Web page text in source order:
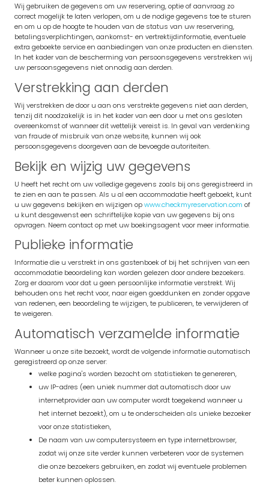
Wij gebruiken de gegevens om uw reservering, optie of aanvraag zo
correct mogelijk te laten verlopen, om u de nodige gegevens toe te sturen
en om u op de hoogte te houden van de status van uw reservering,
betalingsverplichtingen, aankomst- en vertrektijdinformatie, eventuele
extra geboekte service en aanbiedingen van onze producten en diensten.
In het kader van de bescherming van persoonsgegevens verstrekken wij
uw persoonsgegevens niet onnodig aan derden.
Verstrekking aan derden
Wij verstrekken de door u aan ons verstrekte gegevens niet aan derden,
tenzij dit noodzakelijk is in het kader van een door u met ons gesloten
overeenkomst of wanneer dit wettelijk vereist is. In geval van verdenking
van fraude of misbruik van onze website, kunnen wij ook
persoonsgegevens doorgeven aan de bevoegde autoriteiten.
Bekijk en wijzig uw gegevens
U heeft het recht om uw volledige gegevens zoals bij ons geregistreerd in
te zien en aan te passen. Als u al een accommodatie heeft geboekt, kunt
u uw gegevens bekijken en wijzigen opwww.checkmyreservation.com of
u kunt desgewenst een schriftelijke kopie van uw gegevens bij ons
opvragen. Neem contact op met uw boekingsagent voor meer informatie.
Publieke informatie
Informatie die u verstrekt in ons gastenboek of bij het schrijven van een
accommodatie beoordeling kan worden gelezen door andere bezoekers.
Zorg er daarom voor dat u geen persoonlijke informatie verstrekt. Wij
behouden ons het recht voor, naar eigen goeddunken en zonder opgave
van redenen, een beoordeling te wijzigen, te publiceren, te verwijderen of
te weigeren.
Automatisch verzamelde informatie
Wanneer u onze site bezoekt, wordt de volgende informatie automatisch
geregistreerd op onze server:
welke pagina's worden bezocht om statistieken te genereren,
uw IP-adres (een uniek nummer dat automatisch door uw
internetprovider aan uw computer wordt toegekend wanneer u
het internet bezoekt), om u te onderscheiden als unieke bezoeker
voor onze statistieken,
De naam van uw computersysteem en type internetbrowser,
zodat wij onze site verder kunnen verbeteren voor de systemen
die onze bezoekers gebruiken, en zodat wij eventuele problemen
beter kunnen oplossen.